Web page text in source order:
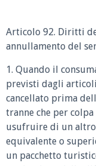
Articolo 92. Diritti
annullamento del
1. Quando il
previsti dagli
cancellato prima
tranne che per
usufruire di un
equivalente o
un pacchetto